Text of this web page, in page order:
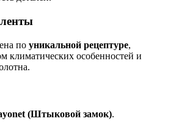
по уникальной рецептуре,
климатических особенностей и
(Штыковой замок).